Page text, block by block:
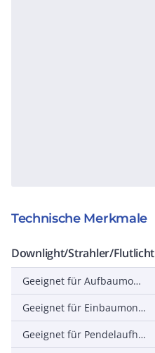
Technische Merkmale
Downlight/Strahler/Flutlicht
Geeignet für Aufbaumontage
Geeignet für Einbaumontage
Geeignet für Pendelaufhängung